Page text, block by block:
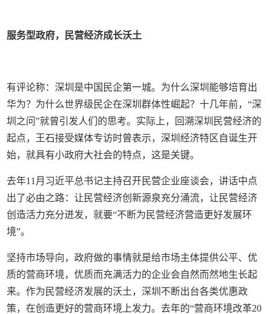
服务型政府， 民营经济成长沃土
有评论称：深圳是中国民企第一城。为什么深圳能够培育出
华为？为什么世界级民企在深圳群体性崛起？十几年前，“深
圳之问”就曾引发人们的思考。实际上，回溯深圳民营经济的
起点，王石接受媒体专访时曾表示，深圳经济特区自诞生开
始，就具有小政府大社会的特点，这是关键。
去年11月习近平总书记主持召开民营企业座谈会，讲话中点
出了必由之路：让民营经济创新源泉充分涌流，让民营经济
创造活力充分迸发，就要“不断为民营经济营造更好发展环
境”。
坚持市场导向，政府做的事情就是给市场主体提供公平、优
质的营商环境，优质而充满活力的企业会自然而然地生长起
来。作为民营经济发展的沃土，深圳不断出台各类优惠政
策，在创造更好的营商环境上发力。去年的“营商环境改革20